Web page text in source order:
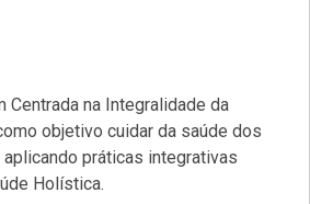
Centrada na Integralidade da
objetivo cuidar da saúde dos
práticas integrativas
Holística.